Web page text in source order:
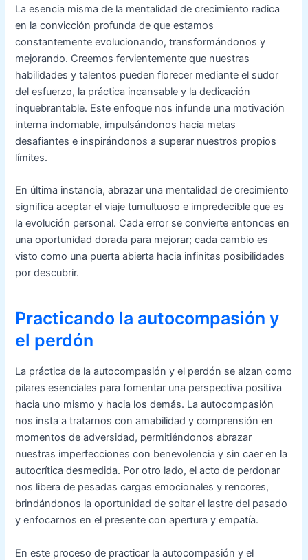
La esencia misma de la mentalidad de crecimiento radica
en la convicción profunda de que estamos
constantemente evolucionando, transformándonos y
mejorando. Creemos fervientemente que nuestras
habilidades y talentos pueden florecer mediante el sudor
del esfuerzo, la práctica incansable y la dedicación
inquebrantable. Este enfoque nos infunde una motivación
interna indomable, impulsándonos hacia metas
desafiantes e inspirándonos a superar nuestros propios
límites.
En última instancia, abrazar una mentalidad de crecimiento
significa aceptar el viaje tumultuoso e impredecible que es
la evolución personal. Cada error se convierte entonces en
una oportunidad dorada para mejorar; cada cambio es
visto como una puerta abierta hacia infinitas posibilidades
por descubrir.
Practicando la autocompasión y
el perdón
La práctica de la autocompasión y el perdón se alzan como
pilares esenciales para fomentar una perspectiva positiva
hacia uno mismo y hacia los demás. La autocompasión
nos insta a tratarnos con amabilidad y comprensión en
momentos de adversidad, permitiéndonos abrazar
nuestras imperfecciones con benevolencia y sin caer en la
autocrítica desmedida. Por otro lado, el acto de perdonar
nos libera de pesadas cargas emocionales y rencores,
brindándonos la oportunidad de soltar el lastre del pasado
y enfocarnos en el presente con apertura y empatía.
En este proceso de practicar la autocompasión y el